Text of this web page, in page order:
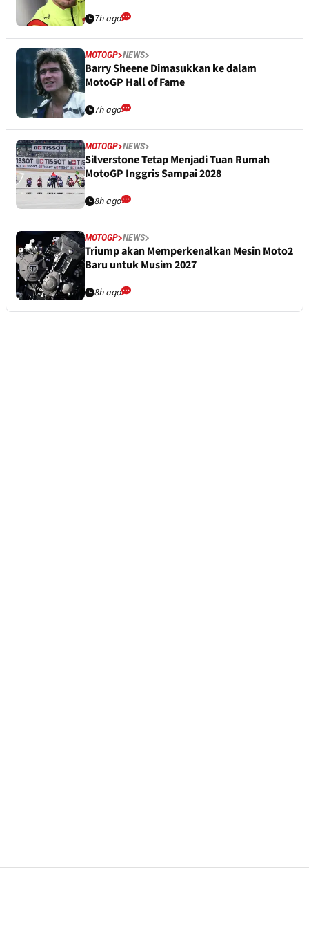
7h ago
MOTOGP NEWS
Barry Sheene Dimasukkan ke dalam
MotoGP Hall of Fame
7h ago
MOTOGP NEWS
Silverstone Tetap Menjadi Tuan Rumah
MotoGP Inggris Sampai 2028
8h ago
MOTOGP NEWS
Triump akan Memperkenalkan Mesin Moto2
Baru untuk Musim 2027
8h ago